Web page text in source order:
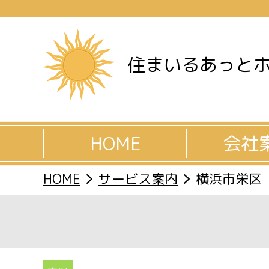
住まいるあっと
HOME 会社
HOME サービス案内 横浜市栄